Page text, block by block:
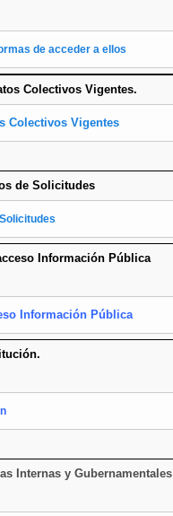
de acceder a ellos
Colectivos Vigentes.
Colectivos Vigentes
de Solicitudes
Información Pública
Información Pública
Internas y Gubernamentales